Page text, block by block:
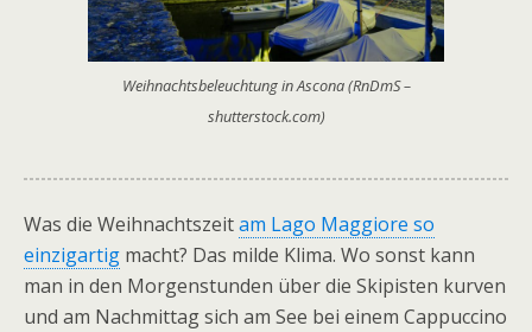
Weihnachtsbeleuchtung in Ascona (RnDmS –
shutterstock.com)
Was die Weihnachtszeitam Lago Maggiore so
einzigartig macht? Das milde Klima. Wo sonst kann
man in den Morgenstunden über die Skipisten kurven
und am Nachmittag sich am See bei einem Cappuccino